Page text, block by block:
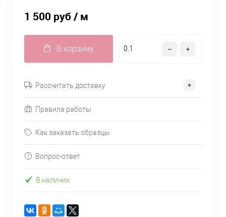
1 500 руб/ м
В корзину
Рассчитать доставку
Правила работы
Как заказать образцы
Вопрос-ответ
В наличии